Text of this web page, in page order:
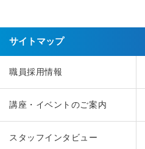
サイトマップ
職員採用情報
講座・イベントのご案内
スタッフインタビュー